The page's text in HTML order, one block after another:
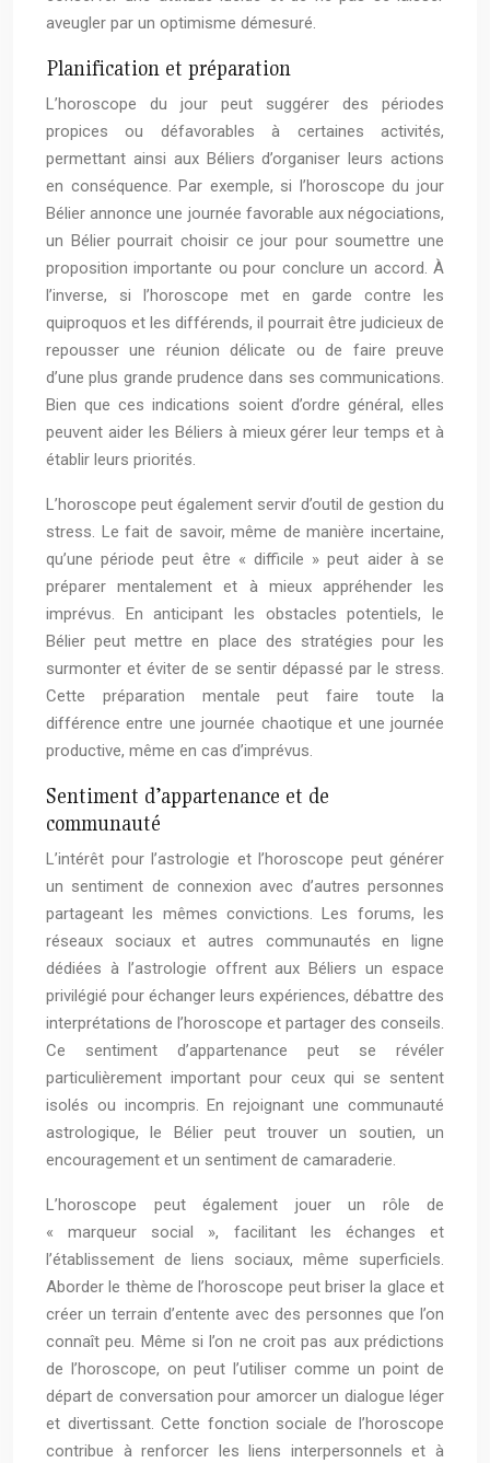
aveugler par un optimisme démesuré.
Planification et préparation
L’horoscope du jour peut suggérer des périodes
propices ou défavorables à certaines activités,
permettant ainsi aux Béliers d’organiser leurs actions
en conséquence. Par exemple, si l’horoscope du jour
Bélier annonce une journée favorable aux négociations,
un Bélier pourrait choisir ce jour pour soumettre une
proposition importante ou pour conclure un accord. À
l’inverse, si l’horoscope met en garde contre les
quiproquos et les différends, il pourrait être judicieux de
repousser une réunion délicate ou de faire preuve
d’une plus grande prudence dans ses communications.
Bien que ces indications soient d’ordre général, elles
peuvent aider les Béliers à mieux gérer leur temps et à
établir leurs priorités.
L’horoscope peut également servir d’outil de gestion du
stress. Le fait de savoir, même de manière incertaine,
qu’une période peut être « difficile » peut aider à se
préparer mentalement et à mieux appréhender les
imprévus. En anticipant les obstacles potentiels, le
Bélier peut mettre en place des stratégies pour les
surmonter et éviter de se sentir dépassé par le stress.
Cette préparation mentale peut faire toute la
différence entre une journée chaotique et une journée
productive, même en cas d’imprévus.
Sentiment d’appartenance et de
communauté
L’intérêt pour l’astrologie et l’horoscope peut générer
un sentiment de connexion avec d’autres personnes
partageant les mêmes convictions. Les forums, les
réseaux sociaux et autres communautés en ligne
dédiées à l’astrologie offrent aux Béliers un espace
privilégié pour échanger leurs expériences, débattre des
interprétations de l’horoscope et partager des conseils.
Ce sentiment d’appartenance peut se révéler
particulièrement important pour ceux qui se sentent
isolés ou incompris. En rejoignant une communauté
astrologique, le Bélier peut trouver un soutien, un
encouragement et un sentiment de camaraderie.
L’horoscope peut également jouer un rôle de
« marqueur social », facilitant les échanges et
l’établissement de liens sociaux, même superficiels.
Aborder le thème de l’horoscope peut briser la glace et
créer un terrain d’entente avec des personnes que l’on
connaît peu. Même si l’on ne croit pas aux prédictions
de l’horoscope, on peut l’utiliser comme un point de
départ de conversation pour amorcer un dialogue léger
et divertissant. Cette fonction sociale de l’horoscope
contribue à renforcer les liens interpersonnels et à